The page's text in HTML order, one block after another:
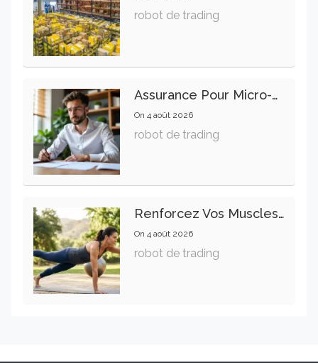
robot de trading
Assurance Pour Micro-Entrepreneur : Les Garanties Essentielles À Connaître
On 4 août 2026
robot de trading
Renforcez Vos Muscles Profonds Pour Apaiser Votre Mal De Dos
On 4 août 2026
robot de trading